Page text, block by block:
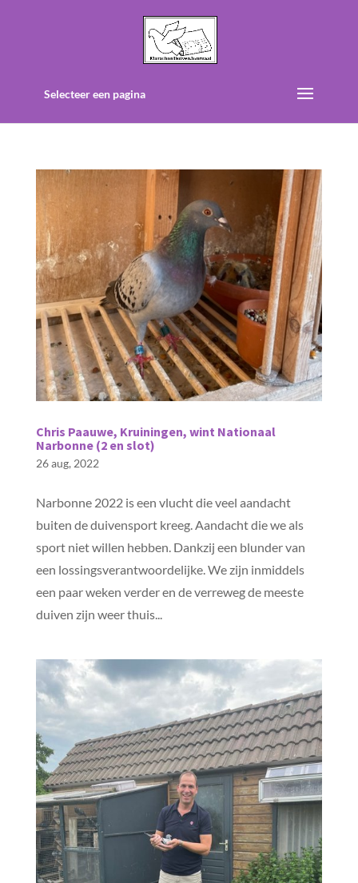
Selecteer een pagina
Chris Paauwe, Kruiningen, wint Nationaal
Narbonne (2 en slot)
26 aug, 2022
Narbonne 2022 is een vlucht die veel aandacht
buiten de duivensport kreeg. Aandacht die we als
sport niet willen hebben. Dankzij een blunder van
een lossingsverantwoordelijke. We zijn inmiddels
een paar weken verder en de verreweg de meeste
duiven zijn weer thuis...